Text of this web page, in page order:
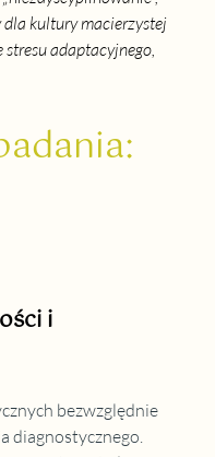
kultury macierzystej
adaptacyjnego,
i
bezwzględnie
diagnostycznego.